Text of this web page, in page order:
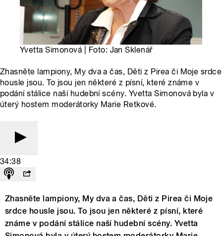
Yvetta Simonová | Foto: Jan Sklenář
Zhasněte lampiony, My dva a čas, Děti z Pirea či Moje srdce
housle jsou. To jsou jen některé z písní, které známe v
podání stálice naší hudební scény. Yvetta Simonová byla v
úterý hostem moderátorky Marie Retkové.
34:38
Zhasněte lampiony, My dva a čas, Děti z Pirea či Moje
srdce housle jsou. To jsou jen některé z písní, které
známe v podání stálice naší hudební scény. Yvetta